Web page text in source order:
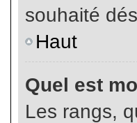
souhaité
Haut
Quel est
Les rangs,